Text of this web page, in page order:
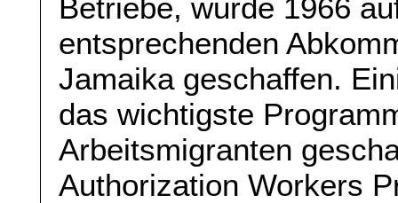
Betriebe, wurde 1966
entsprechenden
Jamaika geschaffen.
das wichtigste
Arbeitsmigranten
Authorization Workers